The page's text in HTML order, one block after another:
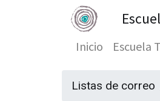
Inicio
Escuela
Listas de correo